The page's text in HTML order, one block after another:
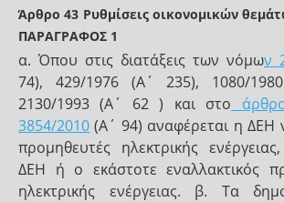
Άρθρο 43 Ρυθμίσεις οικονομικών
ΠΑΡΑΓΡΑΦΟΣ 1
α. Όπου στις διατάξεις των νόμων
74), 429/1976 (Α΄ 235), 1080/
2130/1993 (Α΄ 62 ) και στο
3854/2010 (Α΄ 94) αναφέρεται η ΔΕΗ
προμηθευτές ηλεκτρικής
ΔΕΗ ή ο εκάστοτε εναλλακτικός
ηλεκτρικής ενέργειας. β. Τα